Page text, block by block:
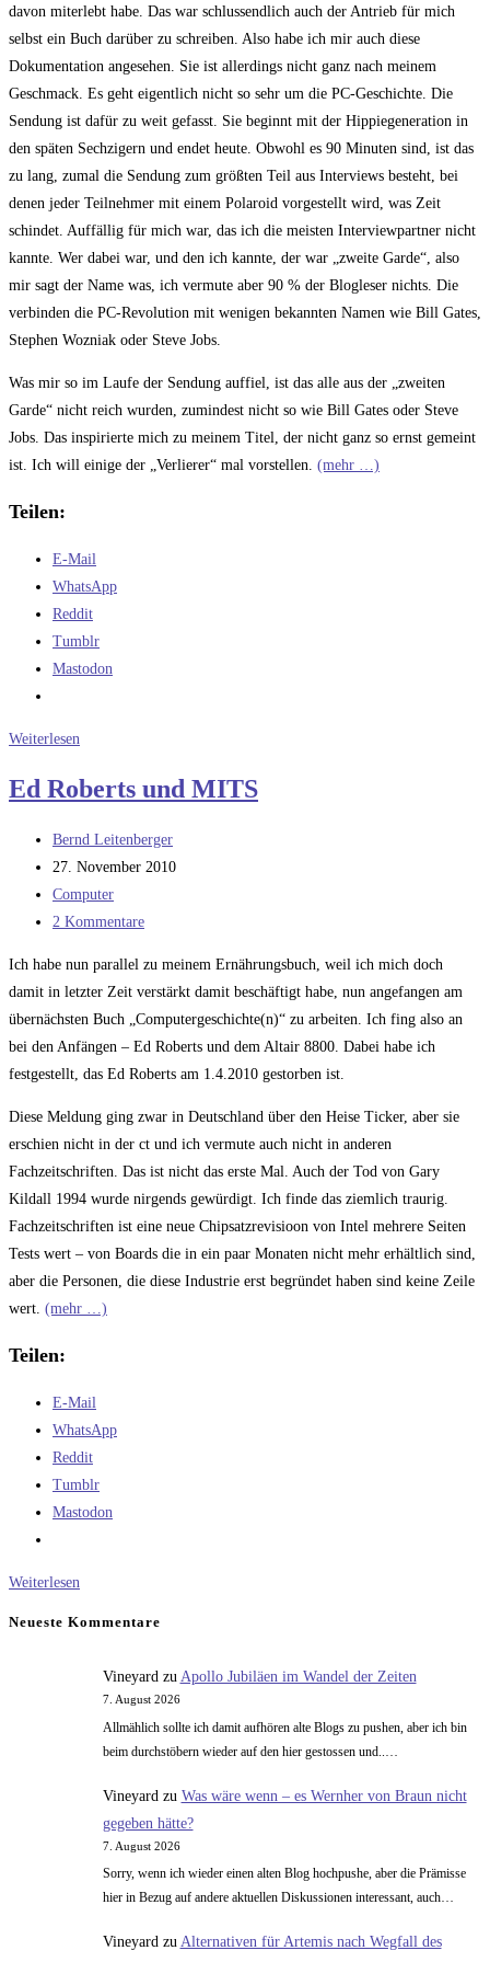
davon miterlebt habe. Das war schlussendlich auch der Antrieb für mich
selbst ein Buch darüber zu schreiben. Also habe ich mir auch diese
Dokumentation angesehen. Sie ist allerdings nicht ganz nach meinem
Geschmack. Es geht eigentlich nicht so sehr um die PC-Geschichte. Die
Sendung ist dafür zu weit gefasst. Sie beginnt mit der Hippiegeneration in
den späten Sechzigern und endet heute. Obwohl es 90 Minuten sind, ist das
zu lang, zumal die Sendung zum größten Teil aus Interviews besteht, bei
denen jeder Teilnehmer mit einem Polaroid vorgestellt wird, was Zeit
schindet. Auffällig für mich war, das ich die meisten Interviewpartner nicht
kannte. Wer dabei war, und den ich kannte, der war „zweite Garde“, also
mir sagt der Name was, ich vermute aber 90 % der Blogleser nichts. Die
verbinden die PC-Revolution mit wenigen bekannten Namen wie Bill Gates,
Stephen Wozniak oder Steve Jobs.
Was mir so im Laufe der Sendung auffiel, ist das alle aus der „zweiten
Garde“ nicht reich wurden, zumindest nicht so wie Bill Gates oder Steve
Jobs. Das inspirierte mich zu meinem Titel, der nicht ganz so ernst gemeint
ist. Ich will einige der „Verlierer“ mal vorstellen. (mehr …)
Teilen:
E-Mail
WhatsApp
Reddit
Tumblr
Mastodon
Weiterlesen
der
Revolution
Ed Roberts und MITS
Beitrags-
Autor:
Bernd Leitenberger
Beitrag
veröffentlicht:
27. November 2010
Beitrags-
Kategorie:
Computer
Beitrags-
2 Kommentare
Ich habe nun parallel zu meinem Ernährungsbuch, weil ich mich doch
damit in letzter Zeit verstärkt damit beschäftigt habe, nun angefangen am
übernächsten Buch „Computergeschichte(n)“ zu arbeiten. Ich fing also an
bei den Anfängen – Ed Roberts und dem Altair 8800. Dabei habe ich
festgestellt, das Ed Roberts am 1.4.2010 gestorben ist.
Diese Meldung ging zwar in Deutschland über den Heise Ticker, aber sie
erschien nicht in der ct und ich vermute auch nicht in anderen
Fachzeitschriften. Das ist nicht das erste Mal. Auch der Tod von Gary
Kildall 1994 wurde nirgends gewürdigt. Ich finde das ziemlich traurig.
Fachzeitschriften ist eine neue Chipsatzrevisioon von Intel mehrere Seiten
Tests wert – von Boards die in ein paar Monaten nicht mehr erhältlich sind,
aber die Personen, die diese Industrie erst begründet haben sind keine Zeile
wert. (mehr …)
Teilen:
E-Mail
WhatsApp
Reddit
Tumblr
Mastodon
Weiterlesen
Neueste Kommentare
Vineyardzu Apollo Jubiläen im Wandel der Zeiten
7. August 2026
Allmählich sollte ich damit aufhören alte Blogs zu pushen, aber ich bin
beim durchstöbern wieder auf den hier gestossen und..…
Vineyard zu Was wäre wenn – es Wernher von Braun nicht
gegeben hätte?
7. August 2026
Sorry, wenn ich wieder einen alten Blog hochpushe, aber die Prämisse
hier in Bezug auf andere aktuellen Diskussionen interessant, auch…
Vineyardzu Alternativen für Artemis nach Wegfall des